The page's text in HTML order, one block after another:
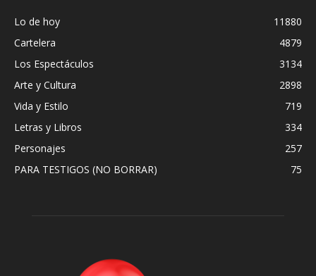
Lo de hoy
11880
Cartelera
4879
Los Espectáculos
3134
Arte y Cultura
2898
Vida y Estilo
719
Letras y Libros
334
Personajes
257
PARA TESTIGOS (NO BORRAR)
75